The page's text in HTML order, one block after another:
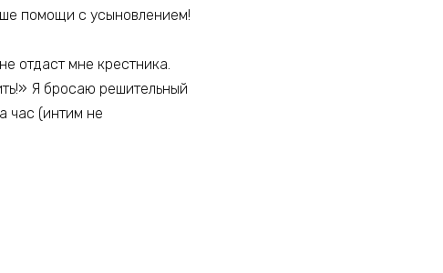
помощи с усыновлением!
отдаст мне крестника.
Я бросаю решительный
час (интим не